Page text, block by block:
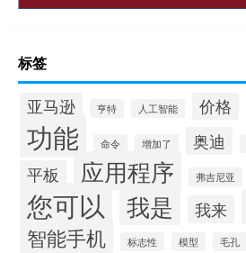
标签
亚马逊 亨特 人工智能 价格
功能 命令 增加了 奥迪
平板 应用程序 弗吉尼亚
您可以 我是 我来
智能手机
标志性 模型 毛孔